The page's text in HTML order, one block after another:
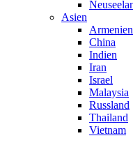
Asien
Armenien
China
Indien
Iran
Israel
Malaysia
Russland
Thailand
Vietnam